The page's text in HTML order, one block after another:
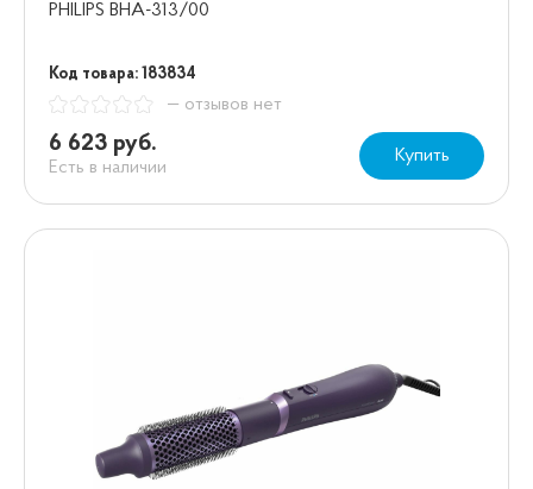
PHILIPS BHA-313/00
Код товара: 183834
— отзывов нет
6 623 руб.
Есть в наличии
Купить